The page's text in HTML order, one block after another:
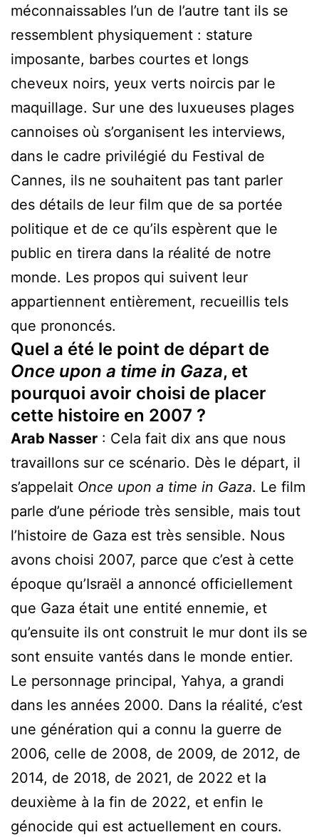
méconnaissables l’un de l’autre tant ils se
ressemblent physiquement : stature
imposante, barbes courtes et longs
cheveux noirs, yeux verts noircis par le
maquillage. Sur une des luxueuses plages
cannoises où s’organisent les interviews,
dans le cadre privilégié du Festival de
Cannes, ils ne souhaitent pas tant parler
des détails de leur film que de sa portée
politique et de ce qu’ils espèrent que le
public en tirera dans la réalité de notre
monde. Les propos qui suivent leur
appartiennent entièrement, recueillis tels
que prononcés.
Quel a été le point de départ de
Once upon a time in Gaza, et
pourquoi avoir choisi de placer
cette histoire en 2007 ?
Arab Nasser : Cela fait dix ans que nous
travaillons sur ce scénario. Dès le départ, il
s’appelait Once upon a time in Gaza. Le film
parle d’une période très sensible, mais tout
l’histoire de Gaza est très sensible. Nous
avons choisi 2007, parce que c’est à cette
époque qu’Israël a annoncé officiellement
que Gaza était une entité ennemie, et
qu’ensuite ils ont construit le mur dont ils se
sont ensuite vantés dans le monde entier.
Le personnage principal, Yahya, a grandi
dans les années 2000. Dans la réalité, c’est
une génération qui a connu la guerre de
2006, celle de 2008, de 2009, de 2012, de
2014, de 2018, de 2021, de 2022 et la
deuxième à la fin de 2022, et enfin le
génocide qui est actuellement en cours.